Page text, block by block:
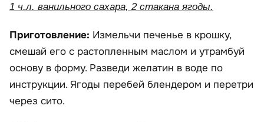
1 ч.л. ванильного сахара, 2 стакана ягоды.
Приготовление: Измельчи печенье в крошку,
смешай его с растопленным маслом и утрамбуй
основу в форму. Разведи желатин в воде по
инструкции. Ягоды перебей блендером и перетри
через сито.